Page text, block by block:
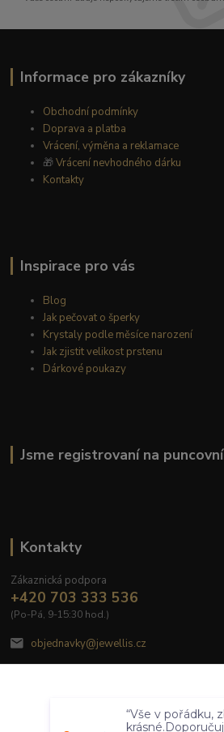
Informace pro zákazníky
Obchodní podmínky
Doprava a platba
Vrácení, výměna a reklamace
🎁Vrácení nevhodného dárku
Kontakty
Inspirace pro vás
Blog
Jak pečovat o šperky
Krystaly podle měsíce narození
Jak zjistit velikost prstenu
Dárkové poukazy
Jsme registrovaní na
Kontakty
Zákaznická podpora
+420 703 333 536
(Po-Pá, 9-15:30 hod.)
objednavky@jewellis.cz
Nastavení
“Vše v pořádku,